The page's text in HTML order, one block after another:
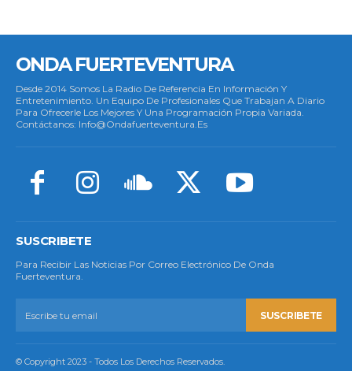
ONDA FUERTEVENTURA
Desde 2014 Somos La Radio De Referencia En Información Y
Entretenimiento. Un Equipo De Profesionales Que Trabajan A Diario
Para Ofrecerle Los Mejores Y Una Programación Propia Variada.
Contáctanos: Info@ondafuerteventura.es
SUSCRIBETE
Para Recibir Las Noticias Por Correo Electrónico De Onda
Fuerteventura.
SUSCRIBETE
© Copyright 2023 - Todos Los Derechos Reservados.